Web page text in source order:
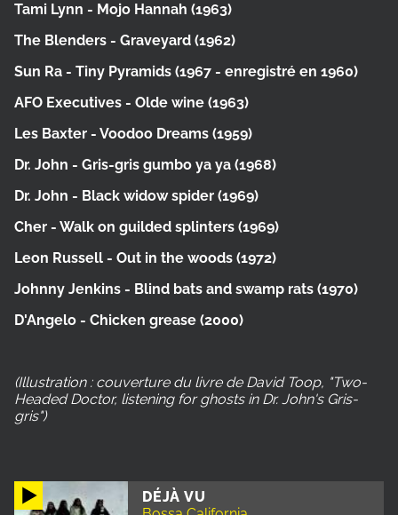
DÉJÀ VU
Tami Lynn - Mojo Hannah (1963)
The Blenders - Graveyard (1962)
Sun Ra - Tiny Pyramids (1967 - enregistré en 1960)
AFO Executives - Olde wine (1963)
Les Baxter - Voodoo Dreams (1959)
Dr. John - Gris-gris gumbo ya ya (1968)
Dr. John - Black widow spider (1969)
Cher - Walk on guilded splinters (1969)
Leon Russell - Out in the woods (1972)
Johnny Jenkins - Blind bats and swamp rats (1970)
D'Angelo - Chicken grease (2000)
(Illustration : couverture du livre de David Toop, "Two-
Headed Doctor, listening for ghosts in Dr. John's Gris-
gris")